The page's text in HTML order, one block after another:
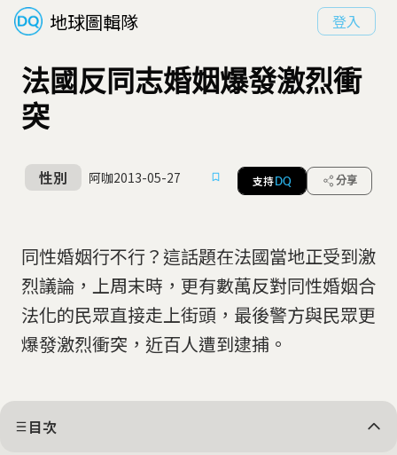
地球圖輯隊 登入
法國反同志婚姻爆發激烈衝
突
性別 阿咖2013-05-27 支持 DQ 分享
同性婚姻行不行？這話題在法國當地正受到激
烈議論，上周末時，更有數萬反對同性婚姻合
法化的民眾直接走上街頭，最後警方與民眾更
爆發激烈衝突，近百人遭到逮捕。
目次